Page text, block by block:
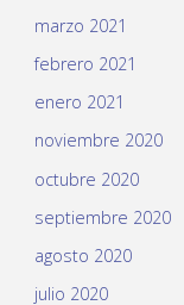
marzo 2021
febrero 2021
enero 2021
noviembre 2020
octubre 2020
septiembre 2020
agosto 2020
julio 2020